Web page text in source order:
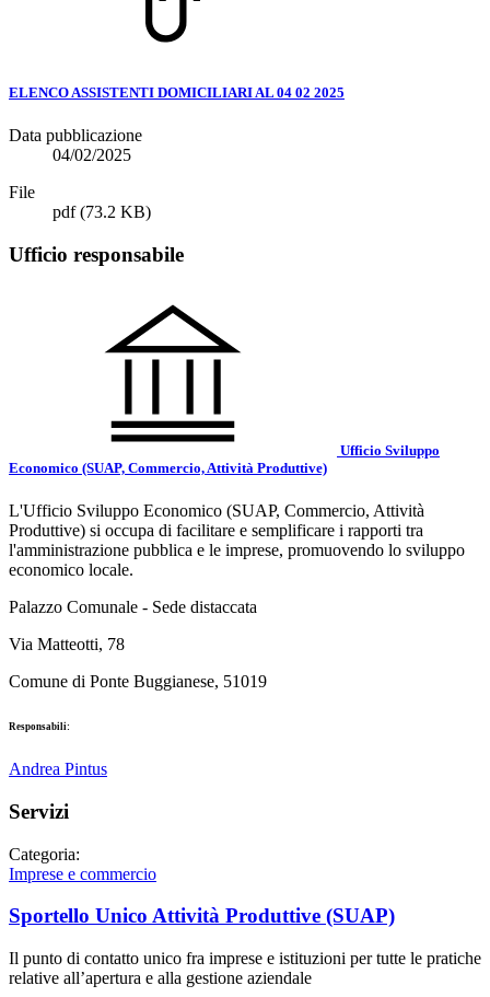
ELENCO ASSISTENTI DOMICILIARI AL 04 02 2025
Data pubblicazione
04/02/2025
File
pdf(73.2 KB)
Ufficio responsabile
Ufficio Sviluppo
Economico (SUAP, Commercio, Attività Produttive)
L'Ufficio Sviluppo Economico (SUAP, Commercio, Attività
Produttive) si occupa di facilitare e semplificare i rapporti tra
l'amministrazione pubblica e le imprese, promuovendo lo sviluppo
economico locale.
Palazzo Comunale - Sede distaccata
Via Matteotti, 78
Comune di Ponte Buggianese, 51019
Responsabili:
Andrea Pintus
Servizi
Categoria:
Imprese e commercio
Sportello Unico Attività Produttive (SUAP)
Il punto di contatto unico fra imprese e istituzioni per tutte le pratiche
relative all’apertura e alla gestione aziendale